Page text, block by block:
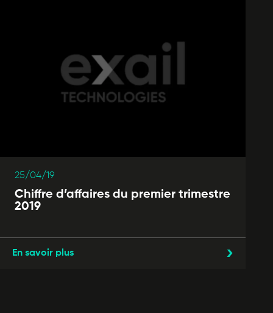
25/04/19
Chiffre d’affaires du premier trimestre
2019
En savoir plus